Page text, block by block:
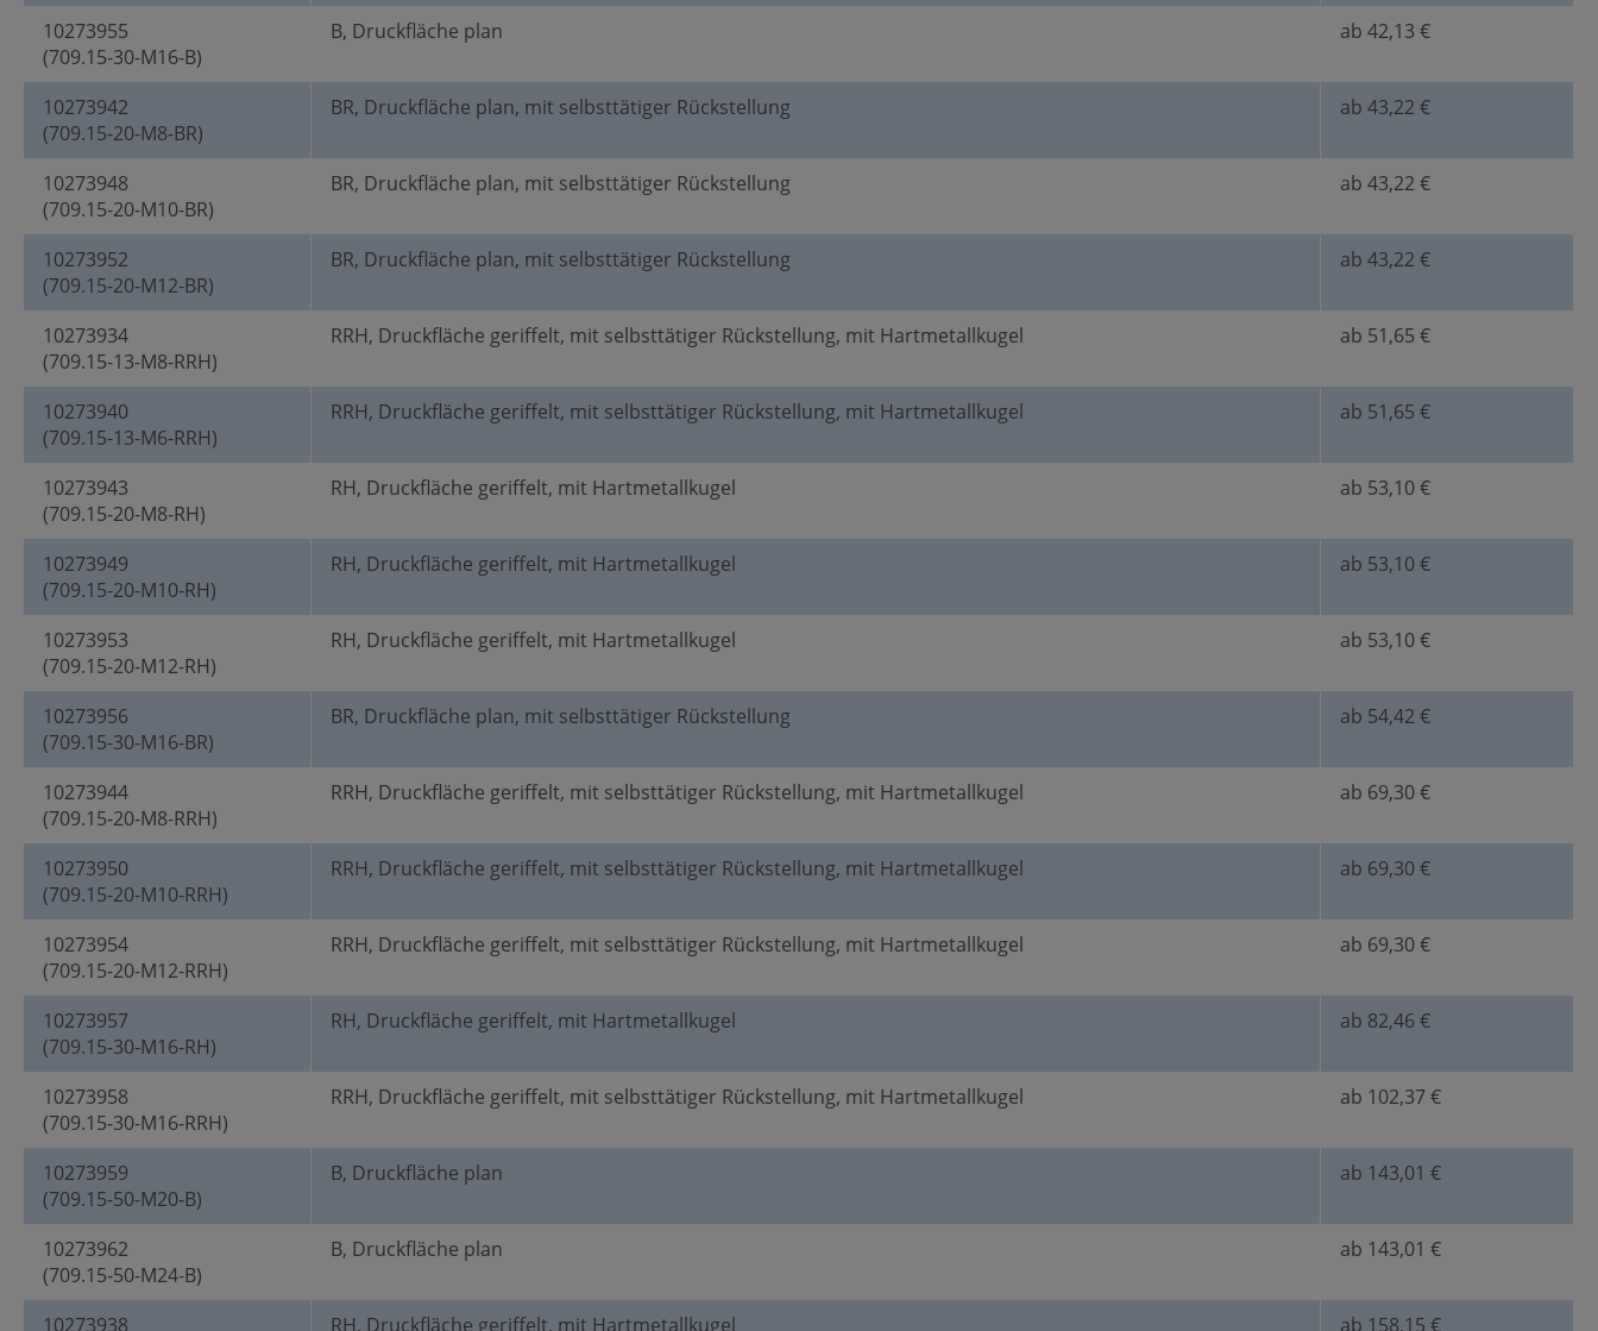
10273955
(709.15-30-M16-B)
B, Druckfläche plan ab 42,13 €
10273942
(709.15-20-M8-BR)
BR, Druckfläche plan, mit selbsttätiger Rückstellung ab 43,22 €
10273948
(709.15-20-M10-BR)
BR, Druckfläche plan, mit selbsttätiger Rückstellung ab 43,22 €
10273952
(709.15-20-M12-BR)
BR, Druckfläche plan, mit selbsttätiger Rückstellung ab 43,22 €
10273934
(709.15-13-M8-RRH)
RRH, Druckfläche geriffelt, mit selbsttätiger Rückstellung, mit Hartmetallkugel ab 51,65 €
10273940
(709.15-13-M6-RRH)
RRH, Druckfläche geriffelt, mit selbsttätiger Rückstellung, mit Hartmetallkugel ab 51,65 €
10273943
(709.15-20-M8-RH)
RH, Druckfläche geriffelt, mit Hartmetallkugel ab 53,10 €
10273949
(709.15-20-M10-RH)
RH, Druckfläche geriffelt, mit Hartmetallkugel ab 53,10 €
10273953
(709.15-20-M12-RH)
RH, Druckfläche geriffelt, mit Hartmetallkugel ab 53,10 €
10273956
(709.15-30-M16-BR)
BR, Druckfläche plan, mit selbsttätiger Rückstellung ab 54,42 €
10273944
(709.15-20-M8-RRH)
RRH, Druckfläche geriffelt, mit selbsttätiger Rückstellung, mit Hartmetallkugel ab 69,30 €
10273950
(709.15-20-M10-RRH)
RRH, Druckfläche geriffelt, mit selbsttätiger Rückstellung, mit Hartmetallkugel ab 69,30 €
10273954
(709.15-20-M12-RRH)
RRH, Druckfläche geriffelt, mit selbsttätiger Rückstellung, mit Hartmetallkugel ab 69,30 €
10273957
(709.15-30-M16-RH)
RH, Druckfläche geriffelt, mit Hartmetallkugel ab 82,46 €
10273958
(709.15-30-M16-RRH)
RRH, Druckfläche geriffelt, mit selbsttätiger Rückstellung, mit Hartmetallkugel ab 102,37 €
10273959
(709.15-50-M20-B)
B, Druckfläche plan ab 143,01 €
10273962
(709.15-50-M24-B)
B, Druckfläche plan ab 143,01 €
10273938 RH, Druckfläche geriffelt, mit Hartmetallkugel ab 158,15 €